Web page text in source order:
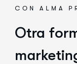
CON ALMA
Otra